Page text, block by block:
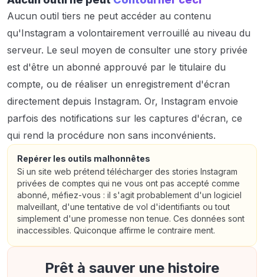
Aucun outil tiers ne peut accéder au contenu
qu'Instagram a volontairement verrouillé au niveau du
serveur. Le seul moyen de consulter une story privée
est d'être un abonné approuvé par le titulaire du
compte, ou de réaliser un enregistrement d'écran
directement depuis Instagram. Or, Instagram envoie
parfois des notifications sur les captures d'écran, ce
qui rend la procédure non sans inconvénients.
Repérer les outils malhonnêtes
Si un site web prétend télécharger des stories Instagram
privées de comptes qui ne vous ont pas accepté comme
abonné, méfiez-vous : il s'agit probablement d'un logiciel
malveillant, d'une tentative de vol d'identifiants ou tout
simplement d'une promesse non tenue. Ces données sont
inaccessibles. Quiconque affirme le contraire ment.
Prêt à sauver une histoire